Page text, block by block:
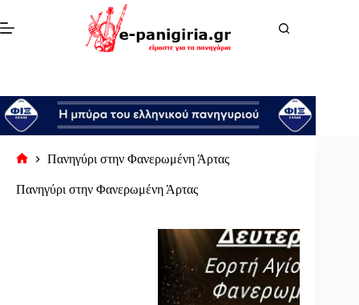
στο
περιεχόμενο
σελίδα
Πανηγύρι στην Φανερωμένη Άρτας
Πανηγύρι στην Φανερωμένη Άρτας